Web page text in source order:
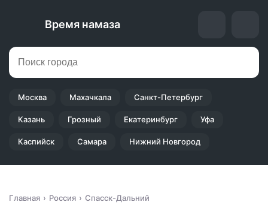
Время намаза
Москва Махачкала Санкт-Петербург
Казань Грозный Екатеринбург Уфа
Каспийск Самара Нижний Новгород
Главная Россия Спасск-Дальний